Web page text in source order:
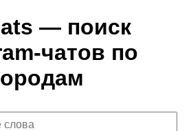
— поиск
чатов по